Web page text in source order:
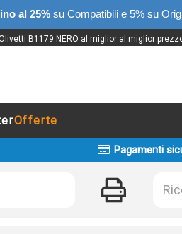
al 25% su Compatibili e 5% su
B1179 NERO al miglior al miglior
Offerte
Pagamenti